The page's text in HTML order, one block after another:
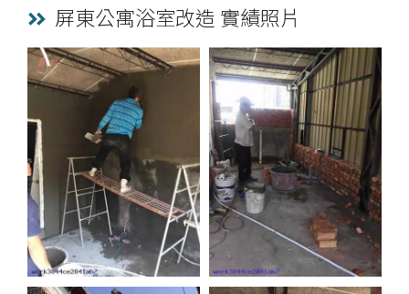
屏東公寓浴室改造 實績照片